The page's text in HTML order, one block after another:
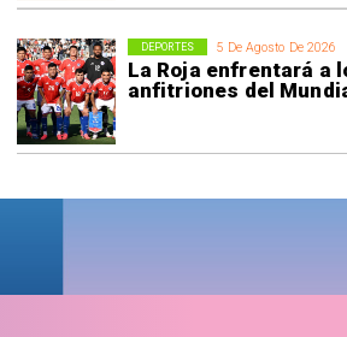
5 De Agosto De 2026
La Roja enfrentará a
anfitriones del
DEPORTES